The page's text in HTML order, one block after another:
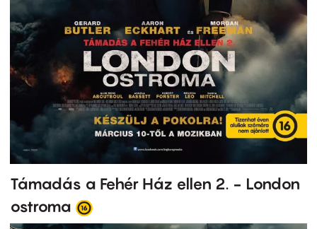
Támadás a Fehér Ház ellen 2. - London
ostroma